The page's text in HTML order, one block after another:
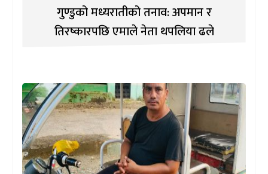
गुण्डुको मध्यरातीको तनाव: अपमान र
तिरष्कारपछि एमाले नेता थपलिया ढले